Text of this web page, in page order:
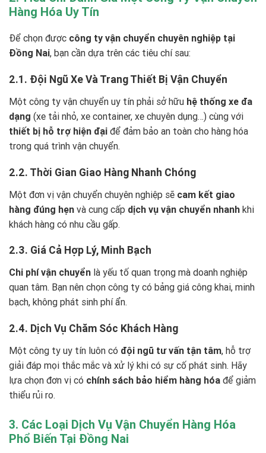
Hàng Hóa Uy Tín
Để chọn được công ty vận chuyển chuyên nghiệp tại
Đồng Nai, bạn cần dựa trên các tiêu chí sau:
2.1. Đội Ngũ Xe Và Trang Thiết Bị Vận Chuyển
Một công ty vận chuyển uy tín phải sở hữu hệ thống xe đa
dạng (xe tải nhỏ, xe container, xe chuyên dụng…) cùng với
thiết bị hỗ trợ hiện đại để đảm bảo an toàn cho hàng hóa
trong quá trình vận chuyển.
2.2. Thời Gian Giao Hàng Nhanh Chóng
Một đơn vị vận chuyển chuyên nghiệp sẽ cam kết giao
hàng đúng hẹn và cung cấp dịch vụ vận chuyển nhanh khi
khách hàng có nhu cầu gấp.
2.3. Giá Cả Hợp Lý, Minh Bạch
Chi phí vận chuyển là yếu tố quan trọng mà doanh nghiệp
quan tâm. Bạn nên chọn công ty có bảng giá công khai, minh
bạch, không phát sinh phí ẩn.
2.4. Dịch Vụ Chăm Sóc Khách Hàng
Một công ty uy tín luôn có đội ngũ tư vấn tận tâm, hỗ trợ
giải đáp mọi thắc mắc và xử lý khi có sự cố phát sinh. Hãy
lựa chọn đơn vị có chính sách bảo hiểm hàng hóa để giảm
thiểu rủi ro.
3. Các Loại Dịch Vụ Vận Chuyển Hàng Hóa
Phổ Biến Tại Đồng Nai